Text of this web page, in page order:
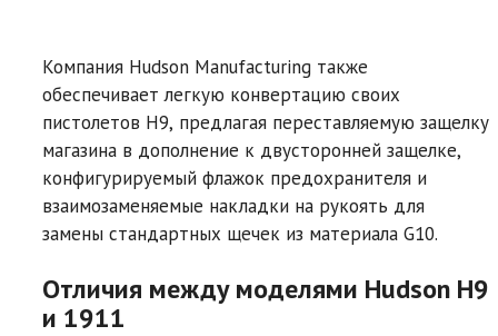
Компания Hudson Manufacturing также
обеспечивает легкую конвертацию своих
пистолетов H9, предлагая переставляемую защелку
магазина в дополнение к двусторонней защелке,
конфигурируемый флажок предохранителя и
взаимозаменяемые накладки на рукоять для
замены стандартных щечек из материала G10.
Отличия между моделями Hudson H9
и 1911